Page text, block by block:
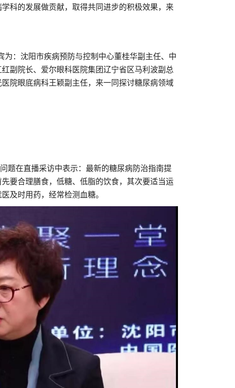
科的发展做贡献，取得共同进步的积极效果，来
：沈阳市疾病预防与控制中心董桂华副主任、中
副院长、爱尔眼科医院集团辽宁省区马利波副总
院眼底病科王颖副主任，来一同探讨糖尿病领域
在直播采访中表示：最新的糖尿病防治指南提
要合理膳食，低糖、低脂的饮食，其次要适当运
及时用药，经常检测血糖。